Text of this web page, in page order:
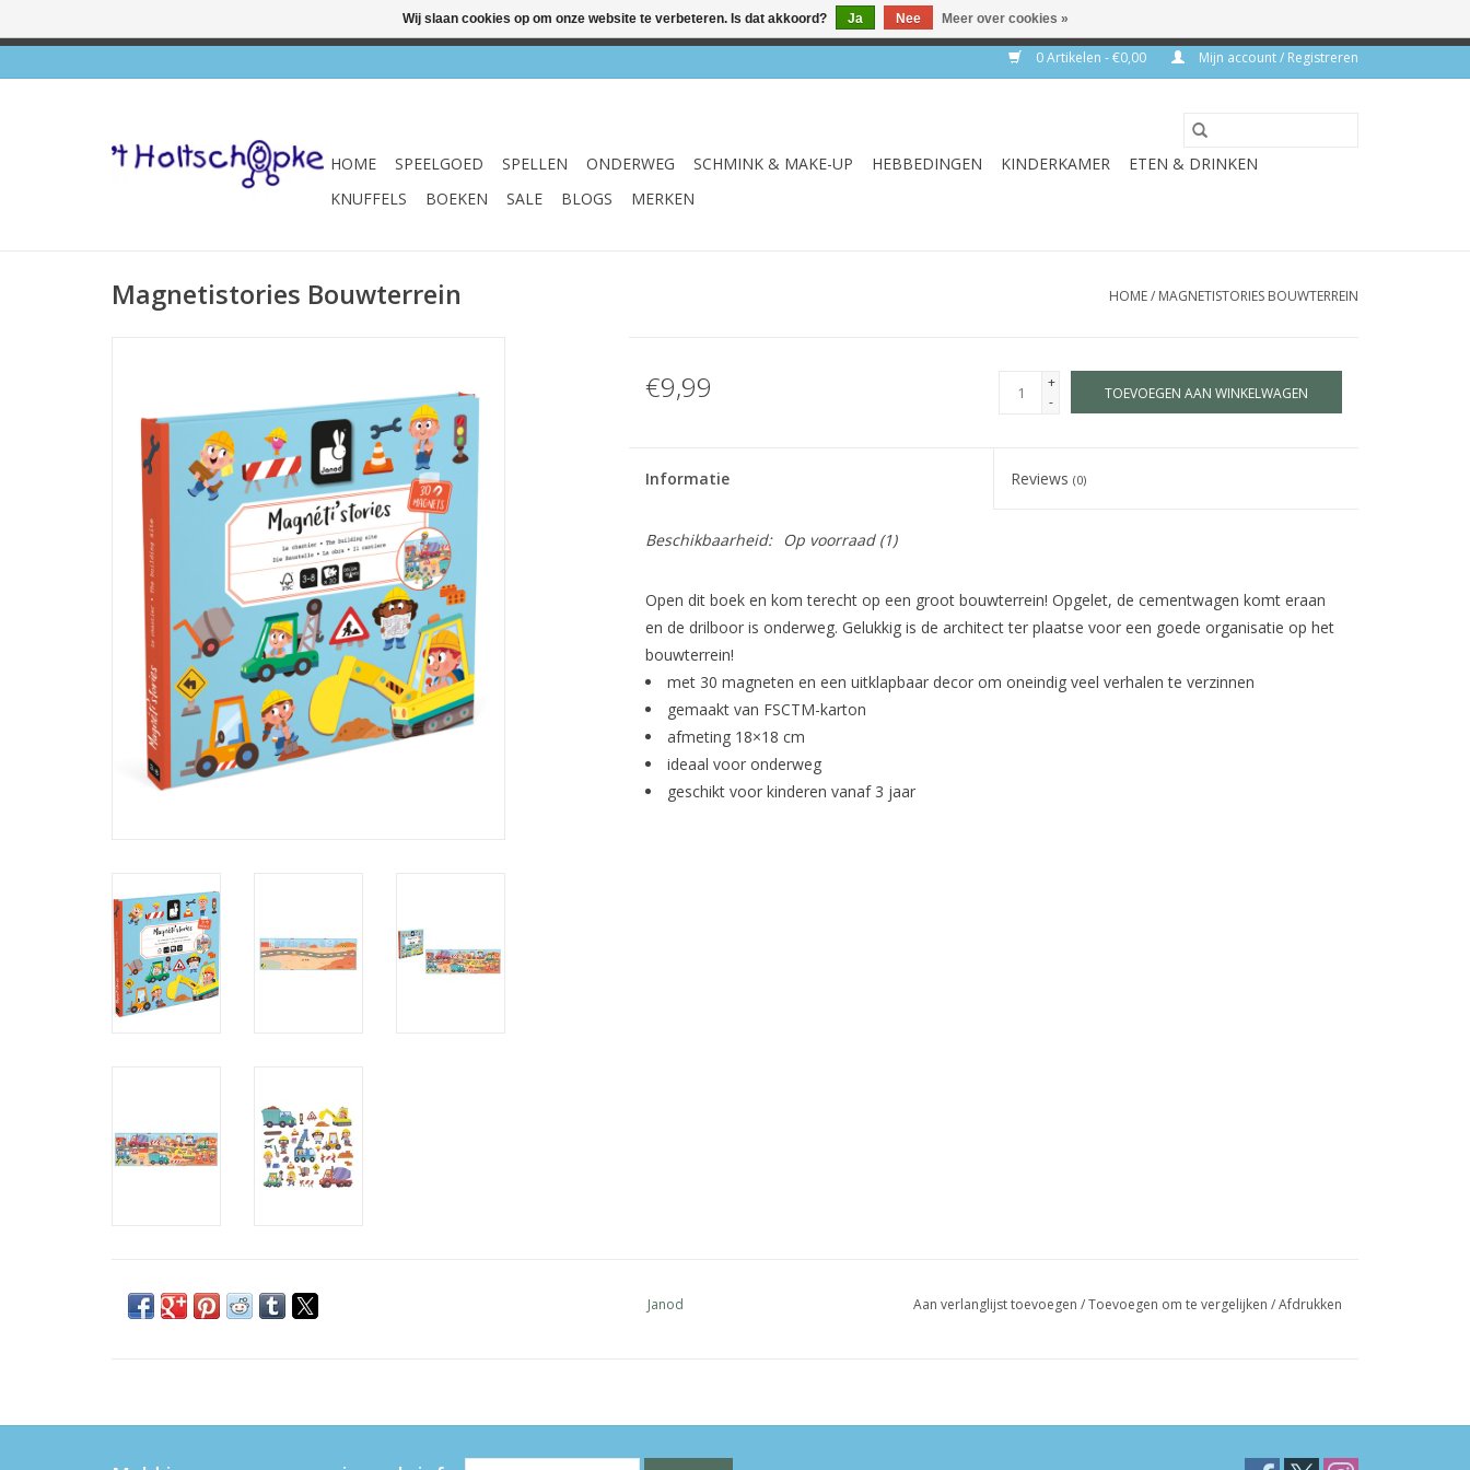
0 Artikelen - €0,00 Mijn account / Registreren
HOME SPEELGOED SPELLEN ONDERWEG SCHMINK & MAKE-UP HEBBEDINGEN KINDERKAMER
ETEN & DRINKEN
KNUFFELS
BOEKEN SALE BLOGS MERKEN
Magnetistories Bouwterrein HOME/ MAGNETISTORIES BOUWTERREIN
€9,99
+
-
TOEVOEGEN AAN WINKELWAGEN
Informatie Reviews(0)
Beschikbaarheid: Op voorraad(1)
Open dit boek en kom terecht op een groot bouwterrein! Opgelet, de cementwagen komt eraan
en de drilboor is onderweg. Gelukkig is de architect ter plaatse voor een goede organisatie op het
bouwterrein!
met 30 magneten en een uitklapbaar decor om oneindig veel verhalen te verzinnen
gemaakt van FSCTM-karton
afmeting 18×18 cm
ideaal voor onderweg
geschikt voor kinderen vanaf 3 jaar
Janod Aan verlanglijst toevoegen /Toevoegen om te vergelijken /Afdrukken
Wij slaan cookies op om onze website te verbeteren. Is dat akkoord? Ja Nee Meer over cookies »
✔ Winkel & webshop ✔ Gratis verzenden vanaf €75 ✔ Levertijd 1-3 werkdagen